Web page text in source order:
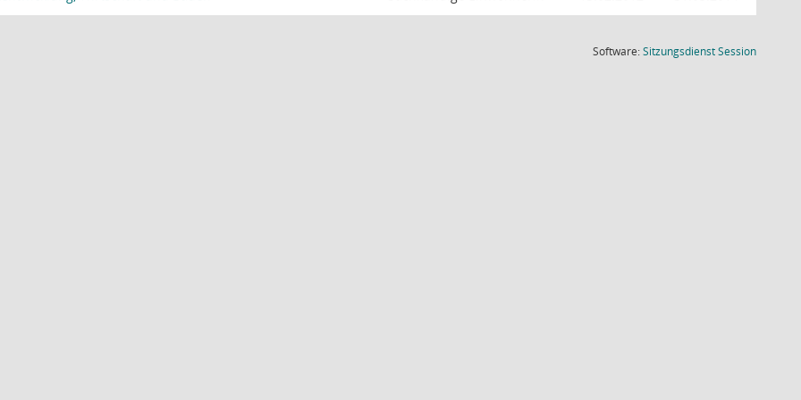
Software:SitzungsdienstSession(Wird in